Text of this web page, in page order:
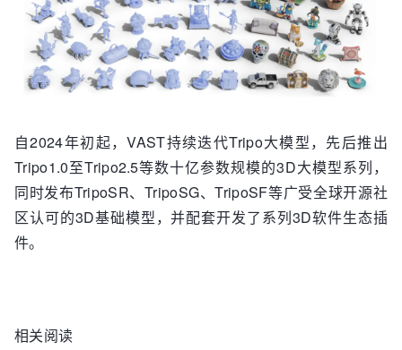
自2024年初起，VAST持续迭代Tripo大模型，先后推出
Tripo1.0至Tripo2.5等数十亿参数规模的3D大模型系列，
同时发布TripoSR、TripoSG、TripoSF等广受全球开源社
区认可的3D基础模型，并配套开发了系列3D软件生态插
件。
相关阅读